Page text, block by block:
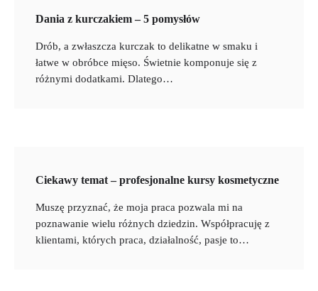
Dania z kurczakiem – 5 pomysłów
Drób, a zwłaszcza kurczak to delikatne w smaku i
łatwe w obróbce mięso. Świetnie komponuje się z
różnymi dodatkami. Dlatego…
Ciekawy temat – profesjonalne kursy kosmetyczne
Muszę przyznać, że moja praca pozwala mi na
poznawanie wielu różnych dziedzin. Współpracuję z
klientami, których praca, działalność, pasje to…